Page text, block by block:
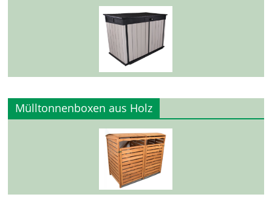
Mülltonnenboxen aus Holz